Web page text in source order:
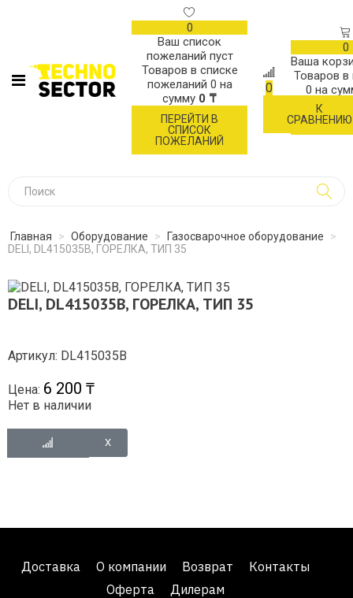
0
Ваш список
пожеланий пуст
Товаров в списке
пожеланий 0 на
сумму 0 ₸
ПЕРЕЙТИ В
СПИСОК
ПОЖЕЛАНИЙ
0
К
СРАВНЕНИЮ
0
Ваша
Товаров в
0 на
Главная > Оборудование > Газосварочное оборудование
>
DELI, DL415035B, ГОРЕЛКА, ТИП 35
DELI, DL415035B, ГОРЕЛКА, ТИП 35
Артикул: DL415035B
Цена: 6 200 ₸
Нет в наличии
Доставка О компании Возврат
Контакты
Оферта
Дилерам